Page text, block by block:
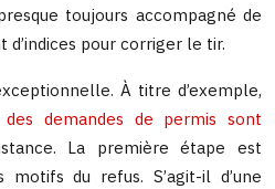
toujours accompagné de
d’indices pour corriger le tir.
À titre d’exemple,
demandes de permis sont
La première étape est
motifs du refus. S’agit-il d’une